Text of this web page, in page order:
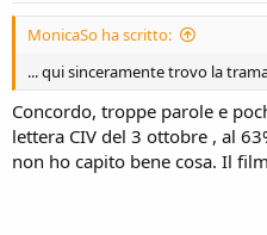
MonicaSo ha scritto:
... qui sinceramente trovo la
Concordo, troppe parole e
lettera CIV del 3 ottobre , al
non ho capito bene cosa. Il